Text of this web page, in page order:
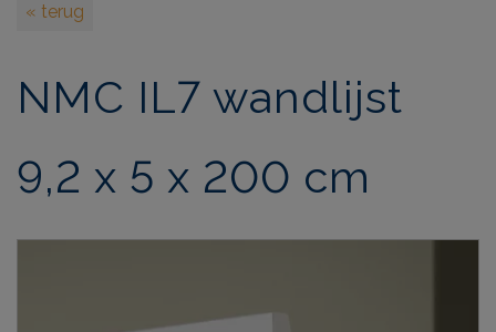
« terug
NMC IL7 wandlijst
9,2 x 5 x 200 cm